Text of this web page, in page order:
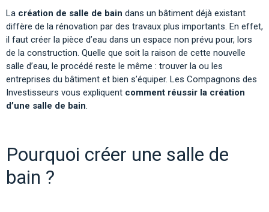
La création de salle de bain dans un bâtiment déjà existant
diffère de la rénovation par des travaux plus importants. En effet,
il faut créer la pièce d’eau dans un espace non prévu pour, lors
de la construction. Quelle que soit la raison de cette nouvelle
salle d’eau, le procédé reste le même : trouver la ou les
entreprises du bâtiment et bien s’équiper. Les Compagnons des
Investisseurs vous expliquent comment réussir la création
d’une salle de bain.
Pourquoi créer une salle de
bain ?